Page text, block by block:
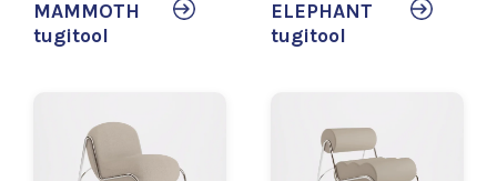
MAMMOTH
tugitool
ELEPHANT
tugitool